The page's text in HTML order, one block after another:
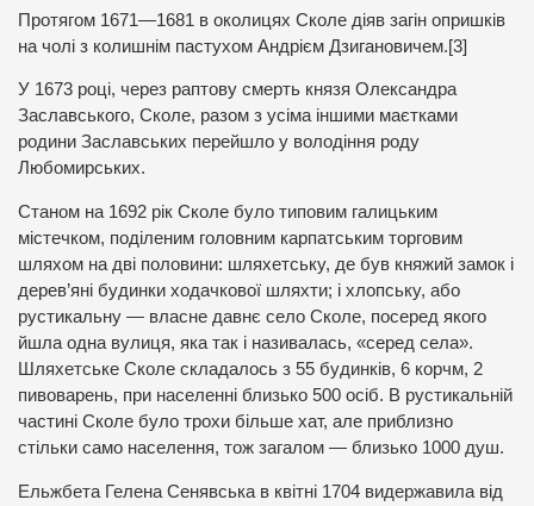
Протягом 1671—1681 в околицях Сколе діяв загін опришків
на чолі з колишнім пастухом Андрієм Дзигановичем.[3]
У 1673 році, через раптову смерть князя Олександра
Заславського, Сколе, разом з усіма іншими маєтками
родини Заславських перейшло у володіння роду
Любомирських.
Станом на 1692 рік Сколе було типовим галицьким
містечком, поділеним головним карпатським торговим
шляхом на дві половини: шляхетську, де був княжий замок і
дерев’яні будинки ходачкової шляхти; і хлопську, або
рустикальну — власне давнє село Сколе, посеред якого
йшла одна вулиця, яка так і називалась, «серед села».
Шляхетське Сколе складалось з 55 будинків, 6 корчм, 2
пивоварень, при населенні близько 500 осіб. В рустикальній
частині Сколе було трохи більше хат, але приблизно
стільки само населення, тож загалом — близько 1000 душ.
Ельжбета Гелена Сенявська в квітні 1704 видержавила від